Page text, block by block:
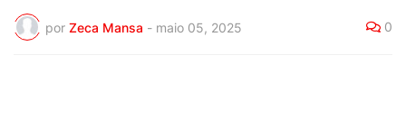
por Zeca Mansa - maio 05, 2025 0